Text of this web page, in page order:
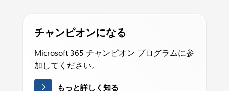
チャンピオンになる
Microsoft 365 チャンピオン プログラムに参
加してください。
もっと詳しく知る